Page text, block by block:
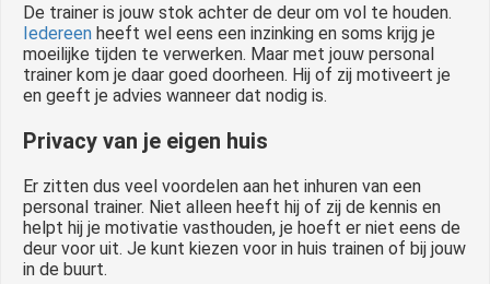
De trainer is jouw stok achter de deur om vol te houden.
Iedereen heeft wel eens een inzinking en soms krijg je
moeilijke tijden te verwerken. Maar met jouw personal
trainer kom je daar goed doorheen. Hij of zij motiveert je
en geeft je advies wanneer dat nodig is.
Privacy van je eigen huis
Er zitten dus veel voordelen aan het inhuren van een
personal trainer. Niet alleen heeft hij of zij de kennis en
helpt hij je motivatie vasthouden, je hoeft er niet eens de
deur voor uit. Je kunt kiezen voor in huis trainen of bij jouw
in de buurt.